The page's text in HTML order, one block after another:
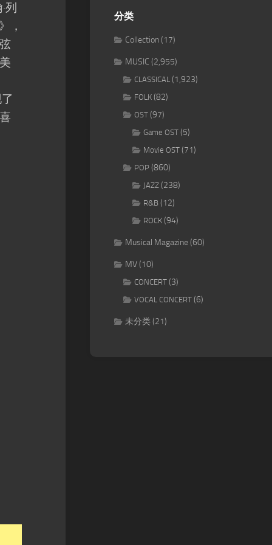
列
，
分类
Collection(17)
MUSIC (2,955)
CLASSICAL (1,923)
FOLK (82)
OST (97)
Game OST (5)
Movie OST (71)
POP (860)
JAZZ (238)
R&B (12)
ROCK (94)
Musical Magazine(60)
MV(10)
CONCERT (3)
VOCAL CONCERT (6)
未分类(21)